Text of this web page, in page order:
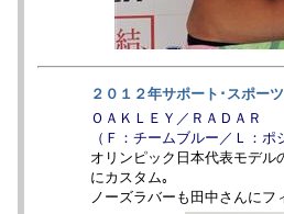
２０１２年サポート･スポー
ＯＡＫＬＥＹ／ＲＡＤＡＲ
（Ｆ：チームブルー／Ｌ：
オリンピック日本代表モデル
にカスタム｡
ノーズラバーも田中さんに